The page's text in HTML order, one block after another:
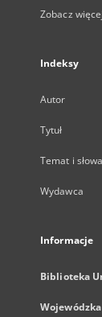
Zobacz więcej
Indeksy
Autor
Tytuł
Temat i
Wydawca
Informacje
Biblioteka